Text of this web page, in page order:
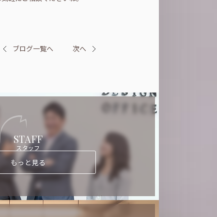
ブログ一覧へ 次へ
STAFF
スタッフ
もっと見る